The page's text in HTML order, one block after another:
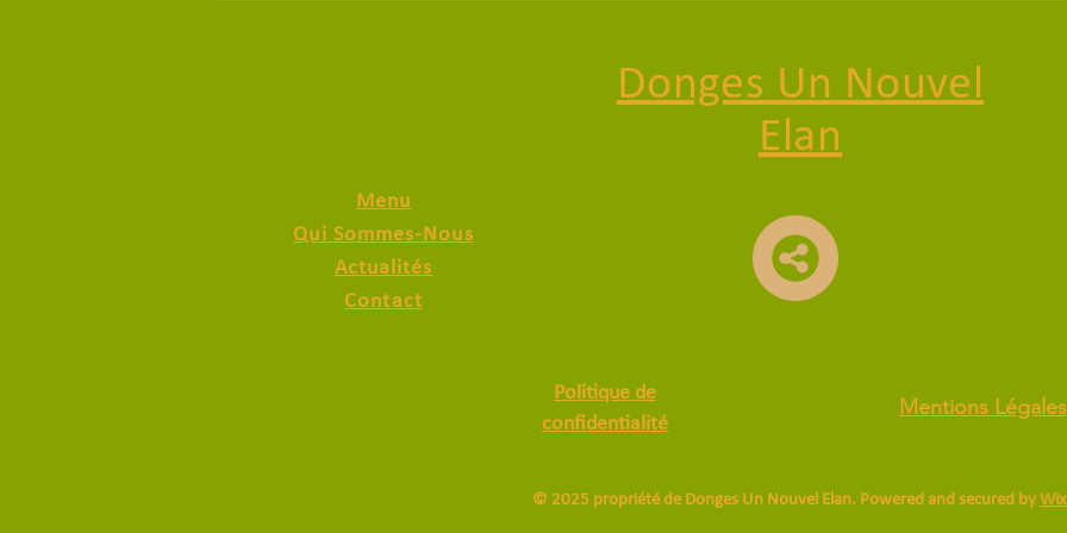
Donges Un Nouvel
Elan
Menu
Qui Sommes-Nous
Actualités
Contact
Politique de
confidentialité
Mentions Légales
© 2025 propriété de Donges Un Nouvel Elan. Powered and secured by Wix